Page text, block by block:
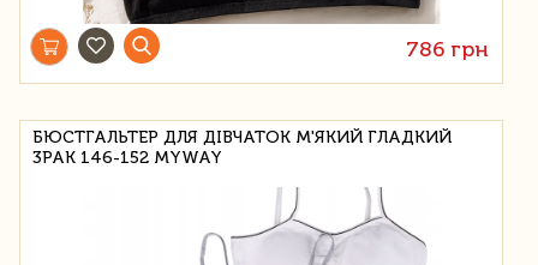
786 грн
БЮСТГАЛЬТЕР ДЛЯ ДІВЧАТОК М'ЯКИЙ ГЛАДКИЙ
3PAK 146-152 MYWAY